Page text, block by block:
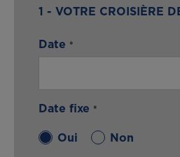
1 - VOTRE CROISIÈRE
Date
Date fixe
Oui Non